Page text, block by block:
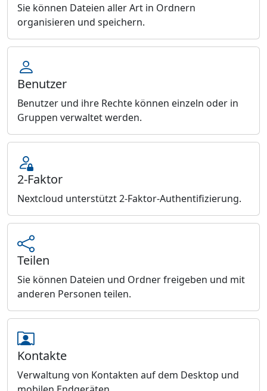
Sie können Dateien aller Art in Ordnern
organisieren und speichern.
Benutzer
Benutzer und ihre Rechte können einzeln oder in
Gruppen verwaltet werden.
2-Faktor
Nextcloud unterstützt 2-Faktor-Authentifizierung.
Teilen
Sie können Dateien und Ordner freigeben und mit
anderen Personen teilen.
Kontakte
Verwaltung von Kontakten auf dem Desktop und